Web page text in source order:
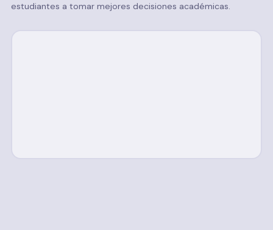
estudiantes a tomar mejores decisiones académicas.